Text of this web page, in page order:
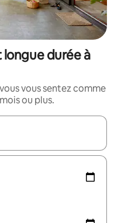
durée à
vous sentez comme
ou plus.
utilisez les flèches vers le